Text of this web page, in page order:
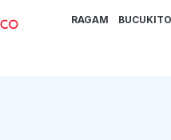
RAGAM BUCUKITO